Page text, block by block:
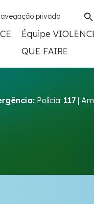
privada
Équipe
QUE FAIRE
Polícia: 117 |